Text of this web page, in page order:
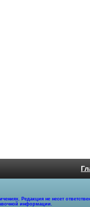
Редакция не несет
информации.